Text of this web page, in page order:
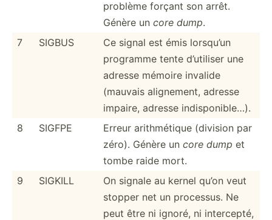
problème forçant son arrêt.
Génère un core dump.
7
SIGBUS
Ce signal est émis lorsqu’un
programme tente d’utiliser une
adresse mémoire invalide
(mauvais aligne­ment, adresse
impaire, adresse indisp­oni­ble…).
8
SIGFPE
Erreur arithm­étique (division par
zéro). Génère un core dump et
tombe raide mort.
9
SIGKILL
On signale au kernel qu’on veut
stopper net un processus. Ne
peut être ni ignoré, ni interc­epté,